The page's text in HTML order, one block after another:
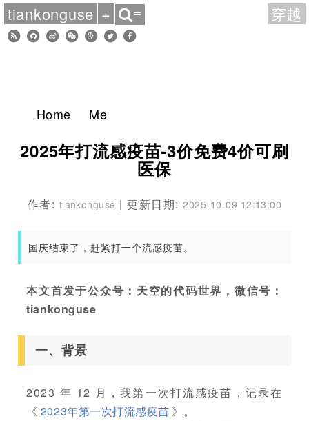
Home Me
2025年打流感疫苗-3价免费4价可刷
医保
作者: tiankonguse | 更新日期:2025-10-09 12:13:00
国庆结束了，赶紧打一个流感疫苗。
本文首发于公众号：天空的代码世界，微信号：
tiankonguse
一、背景
2023 年 12 月，我第一次打流感疫苗，记录在
《 2023年第一次打流感疫苗 》。
tiankonguse + ≡ 穿越